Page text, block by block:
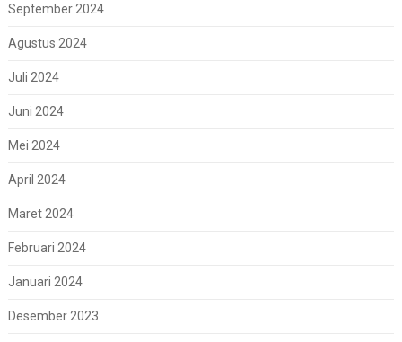
September 2024
Agustus 2024
Juli 2024
Juni 2024
Mei 2024
April 2024
Maret 2024
Februari 2024
Januari 2024
Desember 2023